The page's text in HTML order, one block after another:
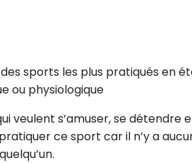
des sports les plus pratiqués en
ou physiologique
veulent s’amuser, se
ce sport car il n’y a